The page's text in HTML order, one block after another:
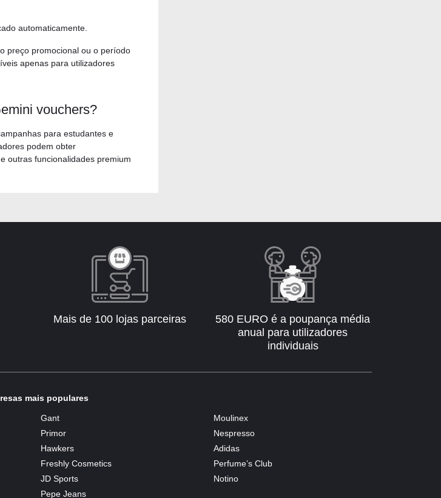
automaticamente.
preço promocional ou o período
apenas para utilizadores
vouchers?
para estudantes e
podem obter
outras funcionalidades premium
Mais de 100 lojas parceiras
580 EURO é a poupança média
anual para utilizadores
individuais
mais populares
Gant
Primor
Hawkers
Freshly Cosmetics
JD Sports
Pepe Jeans
Moulinex
Nespresso
Adidas
Perfume’s Club
Notino